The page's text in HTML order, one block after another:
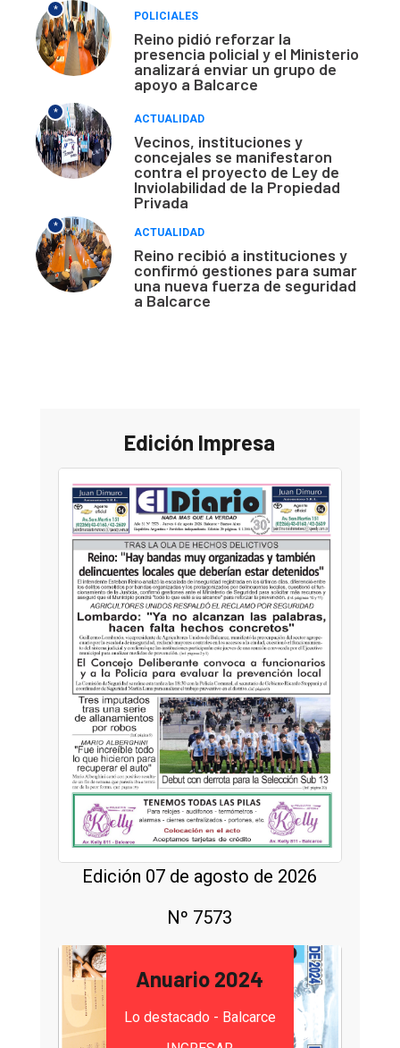
*
POLICIALES
Reino pidió reforzar la
presencia policial y el Ministerio
analizará enviar un grupo de
apoyo a Balcarce
*
ACTUALIDAD
Vecinos, instituciones y
concejales se manifestaron
contra el proyecto de Ley de
Inviolabilidad de la Propiedad
Privada
*
ACTUALIDAD
Reino recibió a instituciones y
confirmó gestiones para sumar
una nueva fuerza de seguridad
a Balcarce
Edición Impresa
Edición 07 de agosto de 2026
Nº 7573
Anuario 2024
Lo destacado - Balcarce